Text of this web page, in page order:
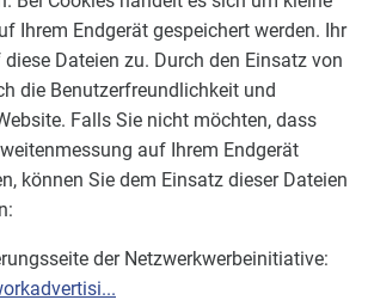
Ihrem Endgerät gespeichert werden. Ihr
Dateien zu. Durch den Einsatz von
die Benutzerfreundlichkeit und
Falls Sie nicht möchten, dass
auf Ihrem Endgerät
können Sie dem Einsatz dieser Dateien
der Netzwerkwerbeinitiative: